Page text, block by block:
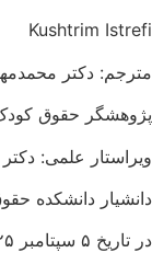
Kushtrim Istrefi
مترجم: دکتر
پژوهشگر حقوق
ویراستار علمی:
دانشیار دانشکده